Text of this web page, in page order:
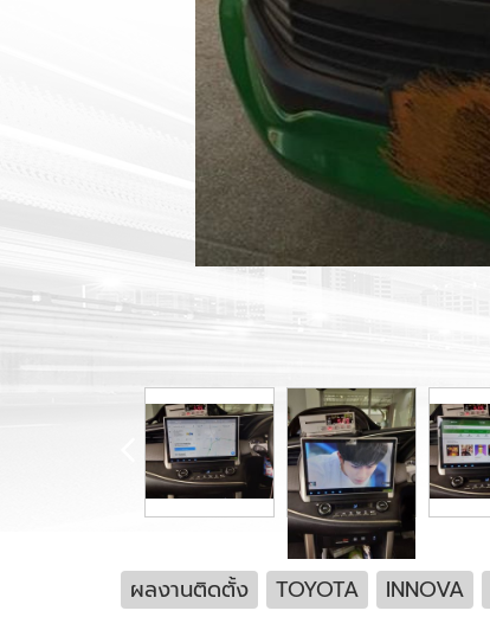
ผลงานติดตั้ง TOYOTA INNOVA